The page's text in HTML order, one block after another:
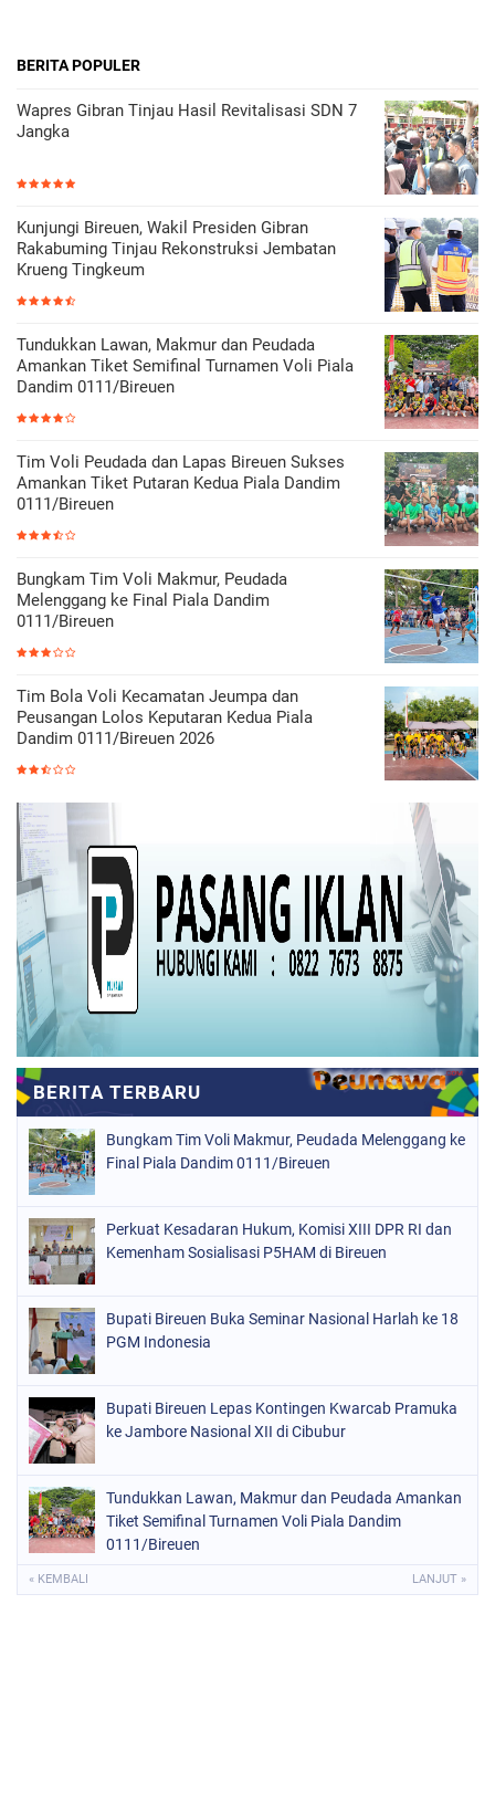
BERITA POPULER
Wapres Gibran Tinjau Hasil Revitalisasi SDN 7
Jangka
Kunjungi Bireuen, Wakil Presiden Gibran
Rakabuming Tinjau Rekonstruksi Jembatan
Krueng Tingkeum
Tundukkan Lawan, Makmur dan Peudada
Amankan Tiket Semifinal Turnamen Voli Piala
Dandim 0111/Bireuen
Tim Voli Peudada dan Lapas Bireuen Sukses
Amankan Tiket Putaran Kedua Piala Dandim
0111/Bireuen
Bungkam Tim Voli Makmur, Peudada
Melenggang ke Final Piala Dandim
0111/Bireuen
Tim Bola Voli Kecamatan Jeumpa dan
Peusangan Lolos Keputaran Kedua Piala
Dandim 0111/Bireuen 2026
Bungkam Tim Voli Makmur, Peudada Melenggang ke
Final Piala Dandim 0111/Bireuen
Perkuat Kesadaran Hukum, Komisi XIII DPR RI dan
Kemenham Sosialisasi P5HAM di Bireuen
Bupati Bireuen Buka Seminar Nasional Harlah ke 18
PGM Indonesia
Bupati Bireuen Lepas Kontingen Kwarcab Pramuka
ke Jambore Nasional XII di Cibubur
Tundukkan Lawan, Makmur dan Peudada Amankan
Tiket Semifinal Turnamen Voli Piala Dandim
0111/Bireuen
« KEMBALI LANJUT »